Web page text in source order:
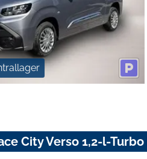
City Verso 1,2-l-